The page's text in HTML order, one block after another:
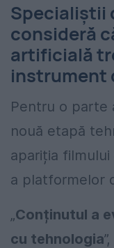
Specialiștii
consideră
artificială
instrument
Pentru o parte
nouă etapă
apariția
a platformelor
„Conținutul a
cu tehnologia